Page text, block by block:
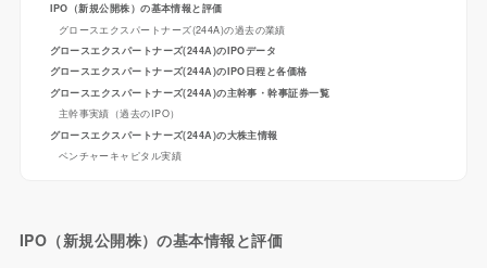
IPO（新規公開株）の基本情報と評価
グロースエクスパートナーズ(244A)の過去の業績
グロースエクスパートナーズ(244A)のIPOデータ
グロースエクスパートナーズ(244A)のIPO日程と各価格
グロースエクスパートナーズ(244A)の主幹事・幹事証券一覧
主幹事実績（過去のIPO）
グロースエクスパートナーズ(244A)の大株主情報
ベンチャーキャピタル実績
IPO（新規公開株）の基本情報と評価